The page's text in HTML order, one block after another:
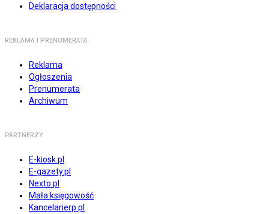
Deklaracja dostępności
REKLAMA I PRENUMERATA
Reklama
Ogłoszenia
Prenumerata
Archiwum
PARTNERZY
E-kiosk.pl
E-gazety.pl
Nexto.pl
Mała księgowość
Kancelarierp.pl